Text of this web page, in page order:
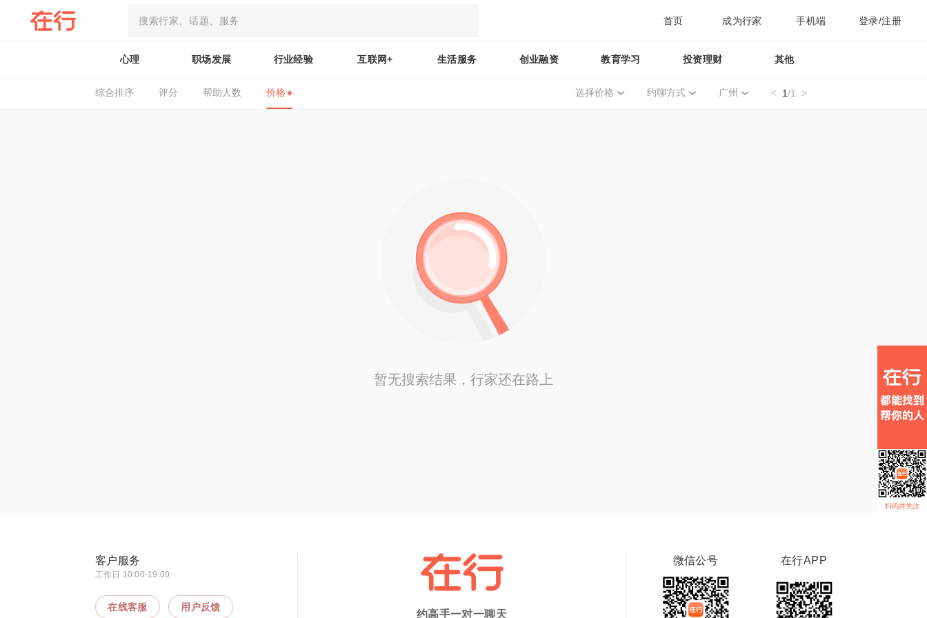
首页 成为行家 手机端 登录/注册
心理 职场发展 行业经验 互联网+ 生活服务 创业融资 教育学习 投资理财 其他
综合排序 评分 帮助人数 价格 选择价格 约聊方式 广州 1/1
暂无搜索结果，行家还在路上
扫码并关注
客户服务
工作日 10:00-19:00
在线客服 用户反馈
约高手一对一聊天
微信公号 在行APP